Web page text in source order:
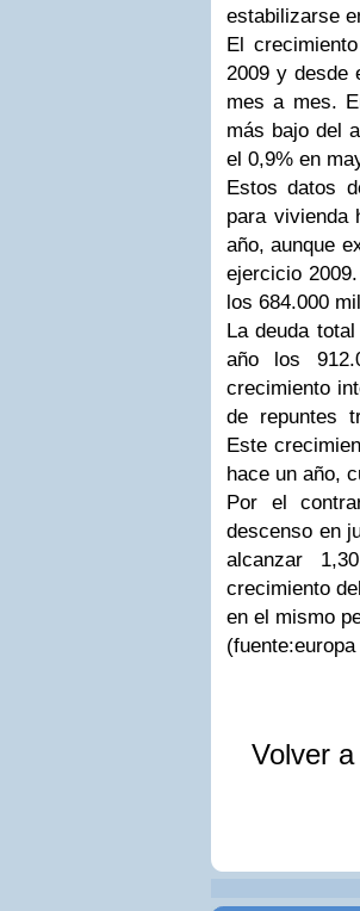
estabilizarse
El
2009 y desde
mes a mes.
más bajo del
el 0,9% en
Estos datos
para vivienda
año, aunque
ejercicio
los 684.000
La deuda
año los
crecimiento
de repuntes
Este
hace un año,
Por el
descenso en
alcanzar
crecimiento
en el mismo
Volver